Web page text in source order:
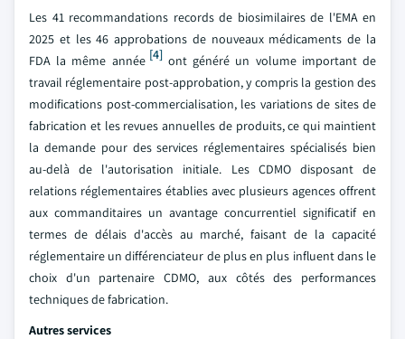
Les 41 recommandations records de biosimilaires de l'EMA en
2025 et les 46 approbations de nouveaux médicaments de la
FDA la même année [4]ont généré un volume important de
travail réglementaire post-approbation, y compris la gestion des
modifications post-commercialisation, les variations de sites de
fabrication et les revues annuelles de produits, ce qui maintient
la demande pour des services réglementaires spécialisés bien
au-delà de l'autorisation initiale. Les CDMO disposant de
relations réglementaires établies avec plusieurs agences offrent
aux commanditaires un avantage concurrentiel significatif en
termes de délais d'accès au marché, faisant de la capacité
réglementaire un différenciateur de plus en plus influent dans le
choix d'un partenaire CDMO, aux côtés des performances
techniques de fabrication.
Autres services